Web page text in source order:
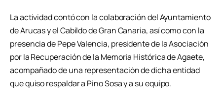
La actividad contó con la colaboración del Ayuntamiento
de Arucas y el Cabildo de Gran Canaria, así como con la
presencia de Pepe Valencia, presidente de la Asociación
por la Recuperación de la Memoria Histórica de Agaete,
acompañado de una representación de dicha entidad
que quiso respaldar a Pino Sosa y a su equipo.